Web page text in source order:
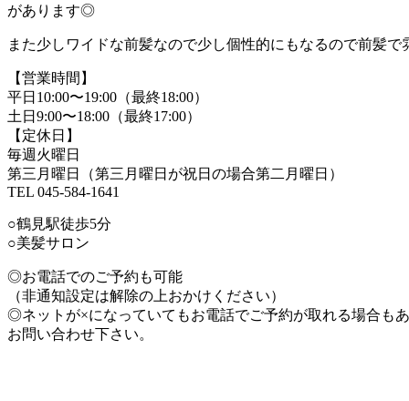
があります◎
また少しワイドな前髪なので少し個性的にもなるので前髪で
【営業時間】
平日10:00〜19:00（最終18:00）
土日9:00〜18:00（最終17:00）
【定休日】
毎週火曜日
第三月曜日（第三月曜日が祝日の場合第二月曜日）
TEL 045-584-1641
○鶴見駅徒歩5分
○美髪サロン
◎お電話でのご予約も可能
（非通知設定は解除の上おかけください）
◎ネットが×になっていてもお電話でご予約が取れる場合も
お問い合わせ下さい。